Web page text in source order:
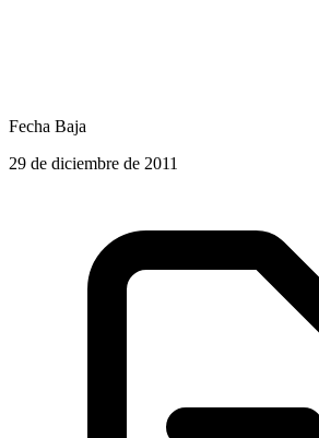
Fecha Baja
29 de diciembre de 2011